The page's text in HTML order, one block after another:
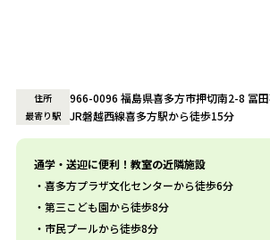
住所 966-0096 福島県喜多方市押切南2-8 冨
最寄り駅 JR磐越西線喜多方駅から徒歩15分
通学・送迎に便利！教室の近隣施設
喜多方プラザ文化センターから徒歩6分
第三こども園から徒歩8分
市民プールから徒歩8分